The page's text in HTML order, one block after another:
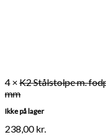
4 × K2 Stålstolpe m.
mm
Ikke på lager
238,00kr.